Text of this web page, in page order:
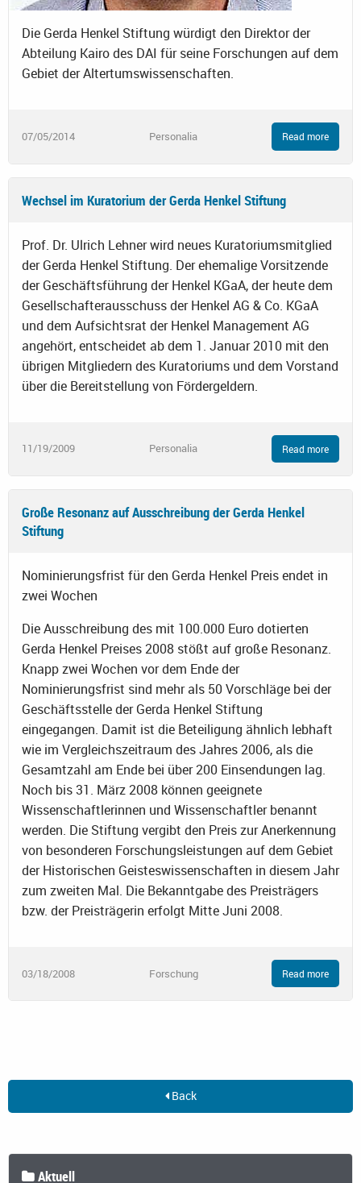
Die Gerda Henkel Stiftung würdigt den Direktor der
Abteilung Kairo des DAI für seine Forschungen auf dem
Gebiet der Altertumswissenschaften.
07/05/2014 Personalia Read more
Wechsel im Kuratorium der Gerda Henkel Stiftung
Prof. Dr. Ulrich Lehner wird neues Kuratoriumsmitglied
der Gerda Henkel Stiftung. Der ehemalige Vorsitzende
der Geschäftsführung der Henkel KGaA, der heute dem
Gesellschafterausschuss der Henkel AG & Co. KGaA
und dem Aufsichtsrat der Henkel Management AG
angehört, entscheidet ab dem 1. Januar 2010 mit den
übrigen Mitgliedern des Kuratoriums und dem Vorstand
über die Bereitstellung von Fördergeldern.
11/19/2009 Personalia Read more
Große Resonanz auf Ausschreibung der Gerda Henkel
Stiftung
Nominierungsfrist für den Gerda Henkel Preis endet in
zwei Wochen
Die Ausschreibung des mit 100.000 Euro dotierten
Gerda Henkel Preises 2008 stößt auf große Resonanz.
Knapp zwei Wochen vor dem Ende der
Nominierungsfrist sind mehr als 50 Vorschläge bei der
Geschäftsstelle der Gerda Henkel Stiftung
eingegangen. Damit ist die Beteiligung ähnlich lebhaft
wie im Vergleichszeitraum des Jahres 2006, als die
Gesamtzahl am Ende bei über 200 Einsendungen lag.
Noch bis 31. März 2008 können geeignete
Wissenschaftlerinnen und Wissenschaftler benannt
werden. Die Stiftung vergibt den Preis zur Anerkennung
von besonderen Forschungsleistungen auf dem Gebiet
der Historischen Geisteswissenschaften in diesem Jahr
zum zweiten Mal. Die Bekanntgabe des Preisträgers
bzw. der Preisträgerin erfolgt Mitte Juni 2008.
03/18/2008 Forschung Read more
Back
Aktuell